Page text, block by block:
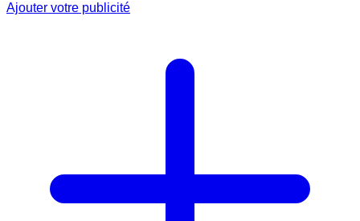
Ajouter votre publicité